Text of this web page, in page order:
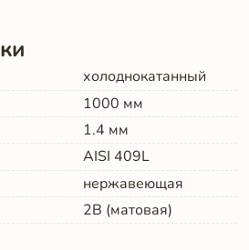
холоднокатанный
1000 мм
1.4 мм
AISI 409L
нержавеющая
2B (матовая)